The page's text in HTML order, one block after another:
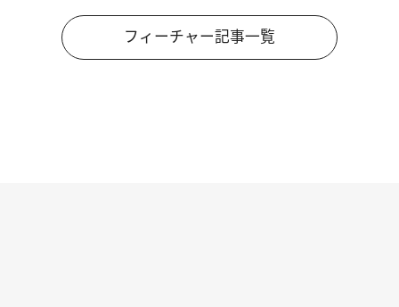
フィーチャー記事一覧